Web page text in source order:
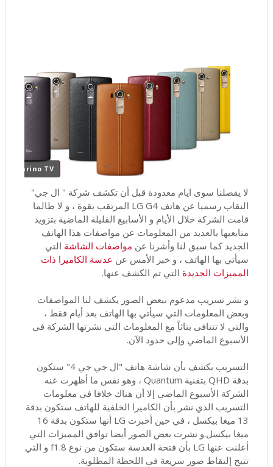
Carino TV
لا يفصلنا سوى ايام معدودة قبل أن تكشف شركة " ال جي"
النقاب رسميا عن هاتف LG G4 المرتقب بقوة ، و لا طالما
قامت الشركة خلال الأيام و الأسابيع القليلة الماضية بتزويد
متابعيها بالعديد من المعلومات عن مواصفات هذا الهاتف
الجديد كما سبق لنا وأشرنا عن مواصفات الشاشة التي
سيأتي بها الهاتف ، و خبر الأمس عن عدسة الكاميرا ذات
المميزات الجديدة التي تم الكشف عنها.
و نشر تسريب مدعوم ببعض الصور يكشف لنا المواصفات
وبعض المعلومات التي سيأتي بها الهاتف بعد أيام فقط ،
والتي لا تتنافى بتاثاً مع المعلومات التي نشرتها الشركة في
الأسبوع الماضي وإلى حدود الآن.
التسريب يكشف بأن شاشة هاتف "ال جي جي 4" ستكون
بدقة QHD بتقنية Quantum ، وهو نفس ما أظهرت عنه
الشركة الأسبوع الماضي إلا أن هناك خلافا في معلومات
التسريب الذي نشر بأن الكاميرا الخلفية للهاتف ستكون بدقة
13 ميغا بيكسل ، في حين أخبرت LG أنها ستكون بدقة 16
ميغا بيكسل.و نشرت بعض الصور أيضا توافق المميزات التي
أعلنت عنها LG بأن فتحة العدسة ستكون من نوع f1.8 و التي
تتيح إلتقاط صور سريعة في اللحظة المطلوبة.